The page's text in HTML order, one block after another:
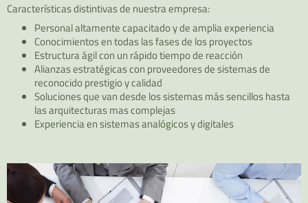
Características distintivas de nuestra empresa:
Personal altamente capacitado y de amplia experiencia
Conocimientos en todas las fases de los proyectos
Estructura ágil con un rápido tiempo de reacción
Alianzas estratégicas con proveedores de sistemas de
reconocido prestigio y calidad
Soluciones que van desde los sistemas más sencillos hasta
las arquitecturas mas complejas
Experiencia en sistemas analógicos y digitales